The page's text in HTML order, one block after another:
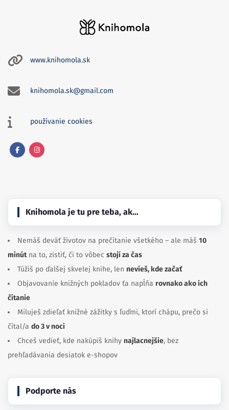
www.knihomola.sk
knihomola.sk@gmail.com
používanie cookies
Knihomola je tu pre teba, ak…
Nemáš deväť životov na prečítanie všetkého – ale máš 10
minútna to, zistiť, či to vôbec stojí za čas
Túžiš po ďalšej skvelej knihe, len nevieš, kde začať
Objavovanie knižných pokladov ťa napĺňa rovnako ako ich
čítanie
Miluješ zdieľať knižné zážitky s ľuďmi, ktorí chápu, prečo si
čítal/a do 3 v noci
Chceš vedieť, kde nakúpiš knihy najlacnejšie, bez
prehľadávania desiatok e-shopov
Podporte nás